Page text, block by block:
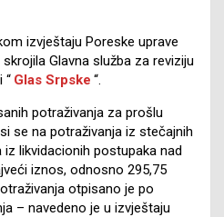
izvještaju Poreske uprave
Glavna služba za reviziju
“ Glas Srpske “.
potraživanja za prošlu
se na potraživanja iz stečajnih
likvidacionih postupaka nad
iznos, odnosno 295,75
otpisano je po
– navedeno je u izvještaju